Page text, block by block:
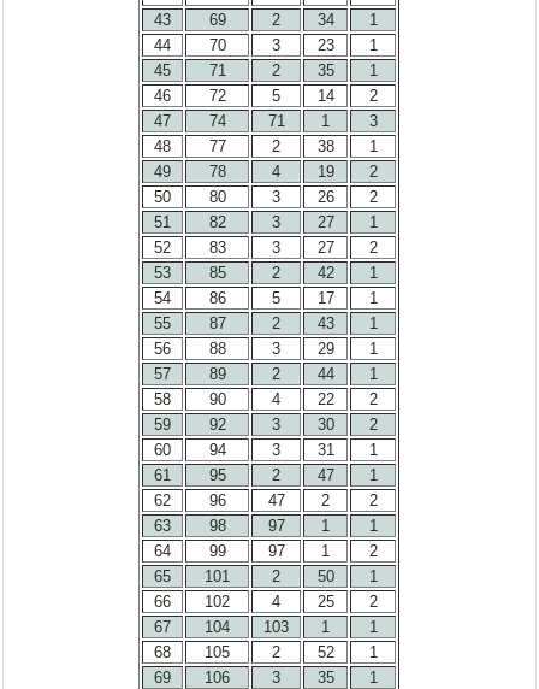
43
69 2 34
1
44
70 3 23
1
45
71 2 35
1
46
72 5 14
2
47
74 71 1
3
48
77 2 38
1
49
78 4 19
2
50
80 3 26
2
51
82 3 27
1
52
83 3 27
2
53
85 2 42
1
54
86 5 17
1
55
87 2 43
1
56
88 3 29
1
57
89 2 44
1
58
90 4 22
2
59
92 3 30
2
60
94 3 31
1
61
95 2 47
1
62
96 47 2
2
63
98 97 1
1
64
99 97 1
2
65
101 2 50
1
66
102 4 25
2
67
104 103 1
1
68
105 2 52
1
69
106 3 35
1